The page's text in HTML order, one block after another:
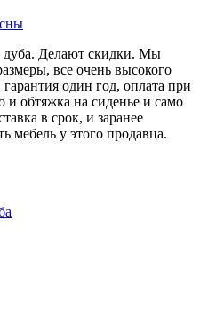
дуба. Делают скидки. Мы
все очень высокого
один год, оплата при
и обтяжка на сиденье и само
в срок, и заранее
мебель у этого продавца.